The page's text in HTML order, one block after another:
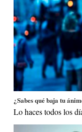
¿Sabes qué baja tu
Lo haces todos los